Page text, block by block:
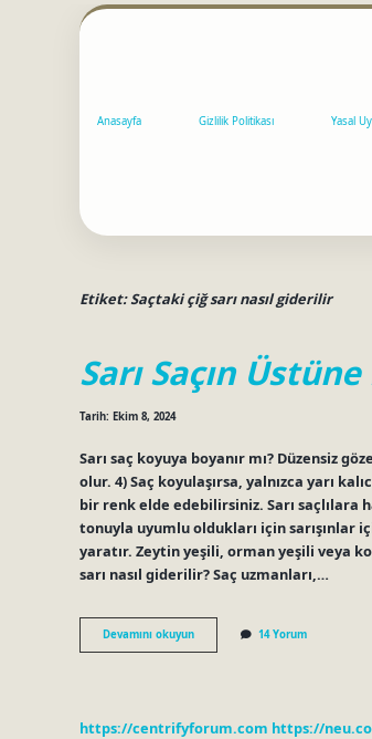
Anasayfa Gizlilik Politikası Yasal
Etiket:Saçtaki çiğ sarı nasıl giderilir
Sarı Saçın
Tarih: Ekim 8, 2024
Sarı saç koyuya boyanır mı? Düzensiz
olur. 4) Saç koyulaşırsa, yalnızca yarı
bir renk elde edebilirsiniz. Sarı saçlılara
tonuyla uyumlu oldukları için sarışınlar
yaratır. Zeytin yeşili, orman yeşili veya
sarı nasıl giderilir? Saç uzmanları,…
Devamını okuyunSarı
Saçın
14 Yorum
https://centrifyforum.com https://